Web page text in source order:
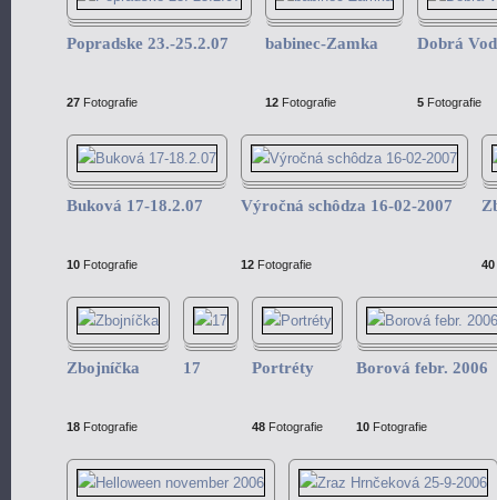
Popradske 23.-25.2.07
27 Fotografie
babinec-Zamka
12 Fotografie
Dobrá
5 Fotografie
Buková 17-18.2.07
10 Fotografie
Výročná schôdza 16-02-2007
12 Fotografie 40
Zbojníčka
18 Fotografie
17 Portréty
48 Fotografie
Borová febr. 2006
10 Fotografie